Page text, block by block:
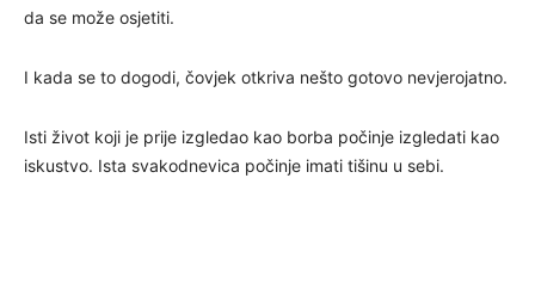
da se može osjetiti.
I kada se to dogodi, čovjek otkriva nešto gotovo nevjerojatno.
Isti život koji je prije izgledao kao borba počinje izgledati kao
iskustvo. Ista svakodnevica počinje imati tišinu u sebi.